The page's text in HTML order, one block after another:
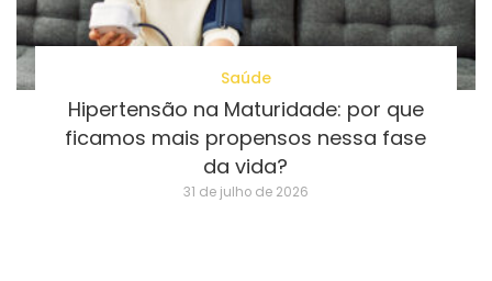
Saúde
Hipertensão na Maturidade: por que
ficamos mais propensos nessa fase
da vida?
31 de julho de 2026